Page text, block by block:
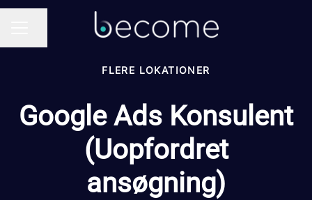
FLERE LOKATIONER
Google Ads Konsulent
(Uopfordret
ansøgning)